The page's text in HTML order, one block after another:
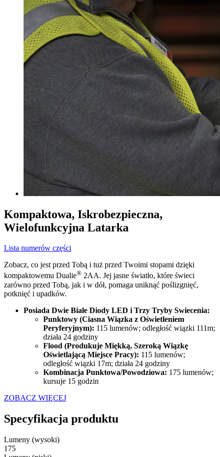
Kompaktowa, Iskrobezpieczna,
Wielofunkcyjna Latarka
Lista numerów części
Zobacz, co jest przed Tobą i tuż przed Twoimi stopami dzięki
kompaktowemu Dualie® 2AA. Jej jasne światło, które świeci
zarówno przed Tobą, jak i w dół, pomaga uniknąć poślizgnięć,
potknięć i upadków.
Posiada Dwie Białe Diody LED i Trzy Tryby Swiecenia:
Punktowy (Ciasna Wiązka z Oświetleniem
Peryferyjnym): 115 lumenów; odległość wiązki 111m;
działa 24 godziny
Flood (Produkuje Miękką, Szeroką Wiązkę
Oświetlającą Miejsce Pracy): 115 lumenów;
odległość wiązki 17m; działa 24 godziny
Kombinacja Punktowa/Powodziowa: 175 lumenów;
kursuje 15 godzin
ZOBACZ WIĘCEJ
Specyfikacja produktu
Lumeny (wysoki)
175